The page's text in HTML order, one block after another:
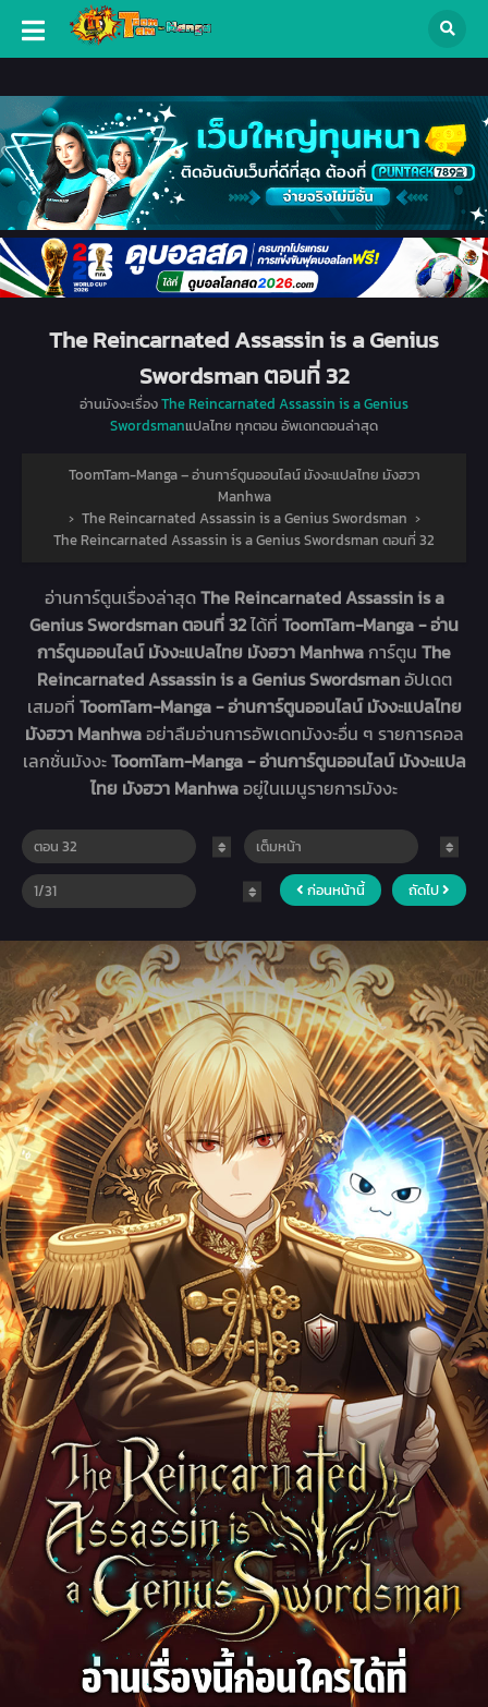
The Reincarnated Assassin is a Genius
Swordsman ตอนที่ 32
อ่านมังงะเรื่องThe Reincarnated Assassin is a Genius
Swordsmanแปลไทย ทุกตอน อัพเดทตอนล่าสุด
ToomTam-Manga – อ่านการ์ตูนออนไลน์ มังงะแปลไทย มังฮวา
Manhwa
› The Reincarnated Assassin is a Genius Swordsman ›
The Reincarnated Assassin is a Genius Swordsman ตอนที่ 32
อ่านการ์ตูนเรื่องล่าสุดThe Reincarnated Assassin is a
Genius Swordsman ตอนที่ 32ได้ที่ ToomTam-Manga - อ่าน
การ์ตูนออนไลน์ มังงะแปลไทย มังฮวา Manhwaการ์ตูน The
Reincarnated Assassin is a Genius Swordsmanอัปเดต
เสมอที่ ToomTam-Manga - อ่านการ์ตูนออนไลน์ มังงะแปลไทย
มังฮวา Manhwaอย่าลืมอ่านการอัพเดทมังงะอื่น ๆ รายการคอล
เลกชั่นมังงะToomTam-Manga - อ่านการ์ตูนออนไลน์ มังงะแปล
ไทย มังฮวา Manhwaอยู่ในเมนูรายการมังงะ
ก่อนหน้านี้ ถัดไป